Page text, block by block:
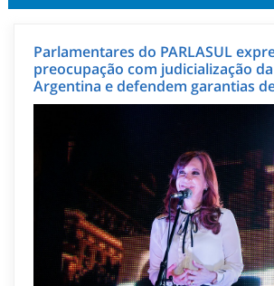
Parlamentares do PARLASUL
preocupação com judicialização
Argentina e defendem garantias